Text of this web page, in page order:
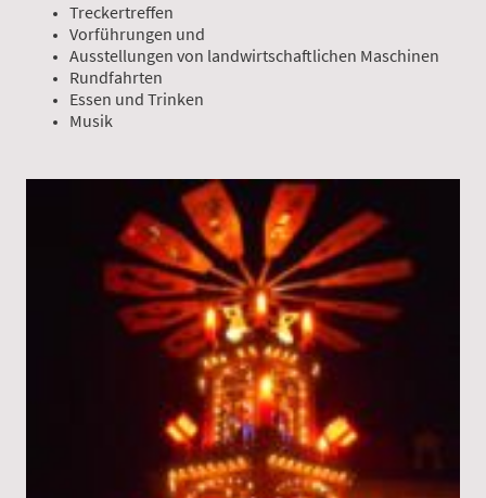
Treckertreffen
Vorführungen und
Ausstellungen von landwirtschaftlichen Maschinen
Rundfahrten
Essen und Trinken
Musik